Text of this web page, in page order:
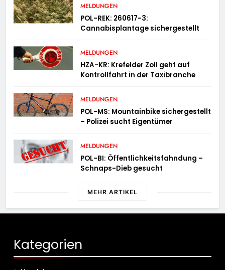
MELDUNGEN
POL-REK: 260617-3:
Cannabisplantage sichergestellt
MELDUNGEN
HZA-KR: Krefelder Zoll geht auf
Kontrollfahrt in der Taxibranche
MELDUNGEN
POL-MS: Mountainbike sichergestellt
– Polizei sucht Eigentümer
MELDUNGEN
POL-BI: Öffentlichkeitsfahndung –
Schnaps-Dieb gesucht
MEHR ARTIKEL
Kategorien